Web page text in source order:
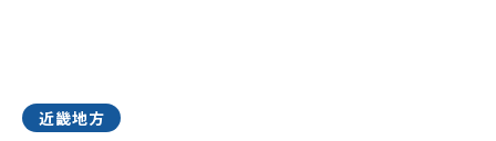
近畿地方